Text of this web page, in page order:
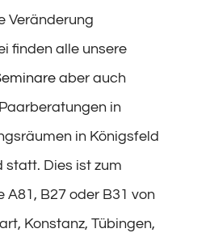
Veränderung
finden alle unsere
aber auch
in
in Königsfeld
statt. Dies ist zum
A81, B27 oder B31 von
Konstanz, Tübingen,